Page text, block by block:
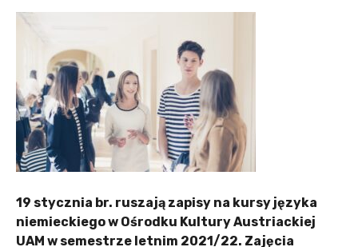
19 stycznia br. ruszają zapisy na kursy języka
niemieckiego w Ośrodku Kultury Austriackiej
UAM w semestrze letnim 2021/22. Zajęcia